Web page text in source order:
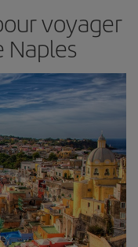
voyager
Naples